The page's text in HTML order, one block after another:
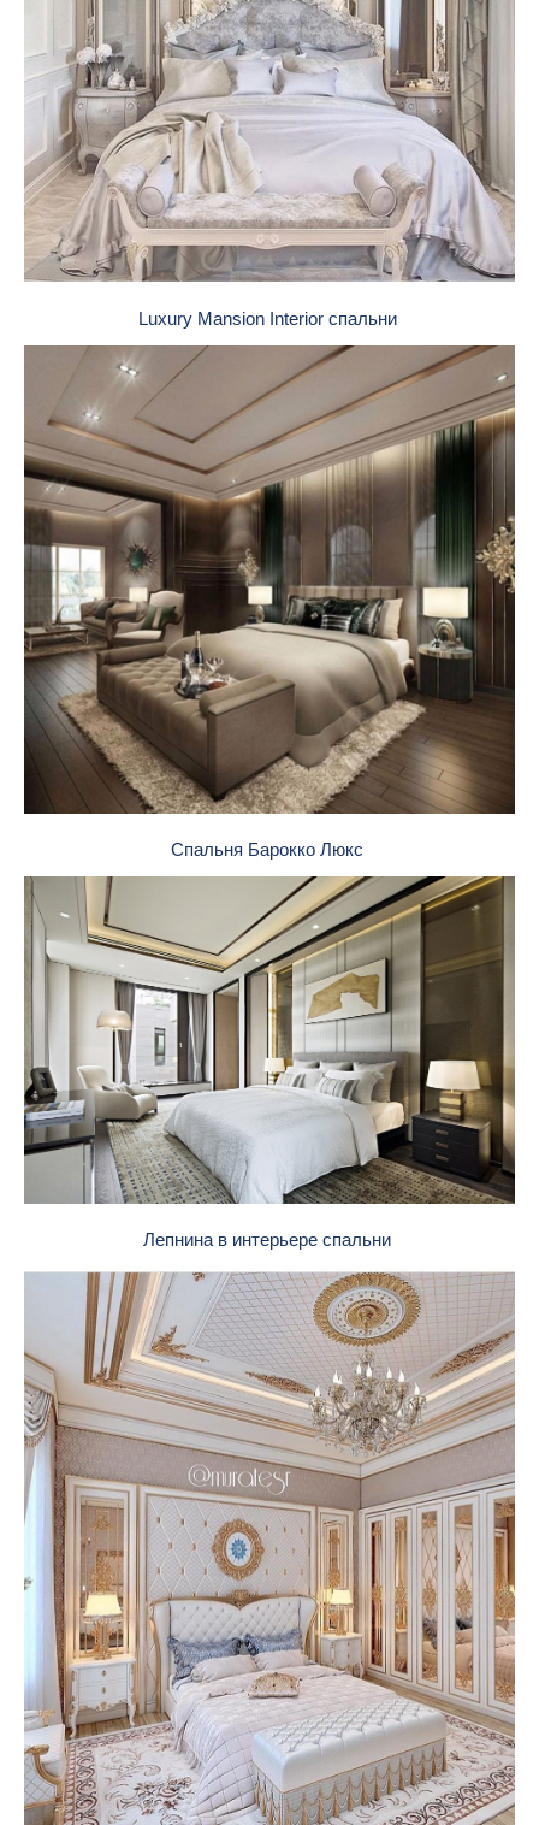
Luxury Mansion Interior спальни
Спальня Барокко Люкс
Лепнина в интерьере спальни